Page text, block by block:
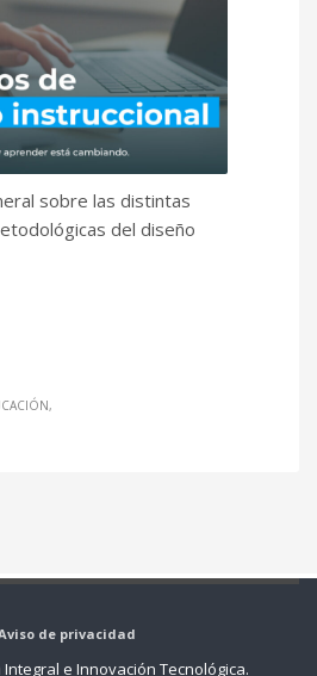
sobre las distintas
del diseño
de privacidad
e Innovación Tecnológica.